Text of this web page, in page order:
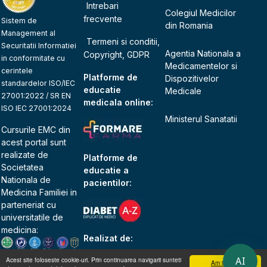
Am inteles
Acest site foloseste cookie-uri. Prin continuarea navigarii sunteti
Sistem de
Management al
Securitatii Informatiei
in conformitate cu
cerintele
standardelor ISO/IEC
27001:2022 / SR EN
ISO IEC 27001:2024
Cursurile EMC din
acest portal sunt
realizate de
Societatea
Nationala de
Medicina Familiei in
parteneriat cu
universitatile de
medicina:
Intrebari
frecvente
Termeni si conditii,
Copyright, GDPR
Platforme de
educatie
medicala online:
Platforme de
educatie a
pacientilor:
Realizat de:
Colegiul Medicilor
din Romania
Agentia Nationala a
Medicamentelor si
Dispozitivelor
Medicale
Ministerul Sanatatii
AI